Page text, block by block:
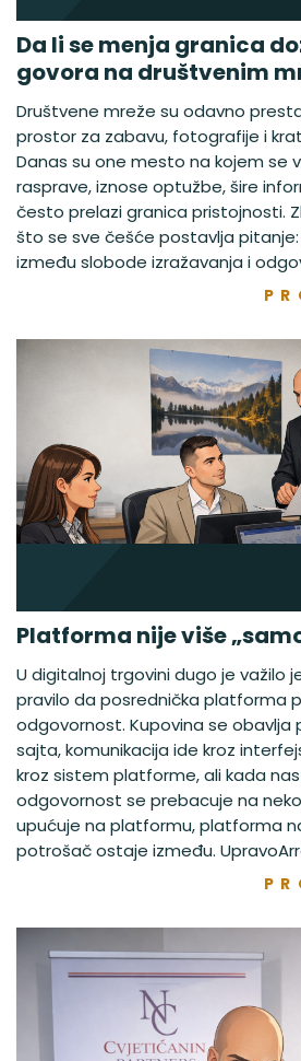
Da li se menja granica
govora na društvenim
Društvene mreže su odavno
prostor za zabavu, fotografije i
Danas su one mesto na kojem se
rasprave, iznose optužbe, šire
često prelazi granica pristojnosti.
što se sve češće postavlja
između slobode izražavanja i
Platforma nije više
U digitalnoj trgovini dugo je važilo
pravilo da posrednička platforma
odgovornost. Kupovina se obavlja
sajta, komunikacija ide kroz
kroz sistem platforme, ali kada
odgovornost se prebacuje na
upućuje na platformu, platforma
potrošač ostaje između.